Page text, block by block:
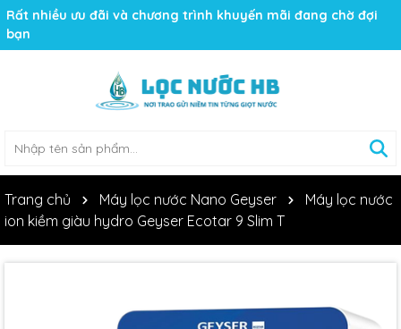
Rất nhiều ưu đãi và chương trình khuyến mãi đang chờ đợi
bạn
Trang chủ Máy lọc nước Nano Geyser
Máy lọc nước
ion kiềm giàu hydro Geyser Ecotar 9 Slim T